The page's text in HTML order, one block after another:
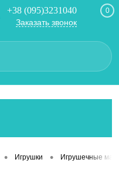
+38 (095)3231040
Заказать звонок
0
• Игрушки • Игрушечные